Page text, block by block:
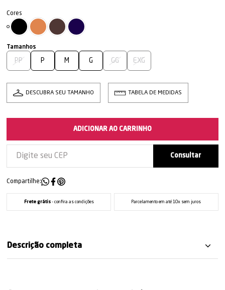
PP P M G GG EXG
DESCUBRA SEU TAMANHO TABELA DE MEDIDAS
ADICIONAR AO CARRINHO
Compartilhe:
Frete grátis- confira as condições Parcelamento em até 10x sem juros
Descrição completa